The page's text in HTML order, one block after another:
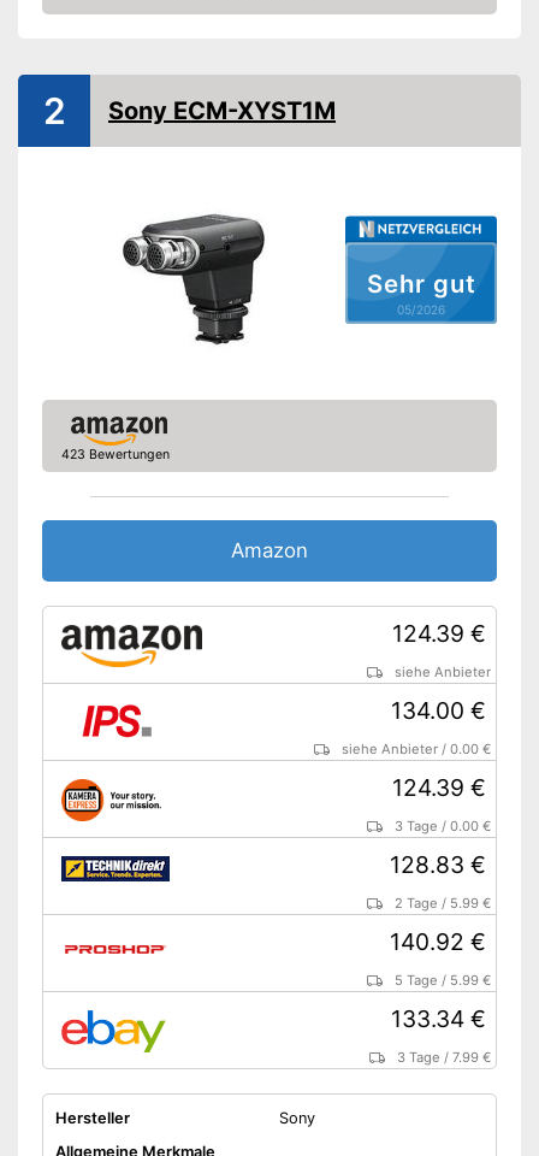
USB-Anschluss
Kopfhörer-Anschluss
Akku, AA-Batterie
USB-Anschluss ist vorhanden
Mit LAN ausgestattet
Verfügt über einen Kopfhörer-
Anschluss
Amazon
Sehr gut
05/2026
2 Sony ECM-XYST1M
423 Bewertungen
Amazon
124.39 €
siehe Anbieter
134.00 €
siehe Anbieter /0.00 €
124.39 €
3 Tage /0.00 €
128.83 €
2 Tage / 5.99 €
140.92 €
5 Tage / 5.99 €
133.34 €
3 Tage /7.99 €
Hersteller
Sony
Allgemeine Merkmale